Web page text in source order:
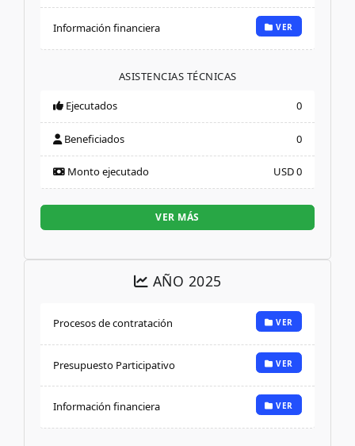
Información financiera VER
ASISTENCIAS TÉCNICAS
Ejecutados 0
Beneficiados 0
Monto ejecutado USD 0
VER MÁS
AÑO 2025
Procesos de contratación VER
Presupuesto Participativo VER
Información financiera VER